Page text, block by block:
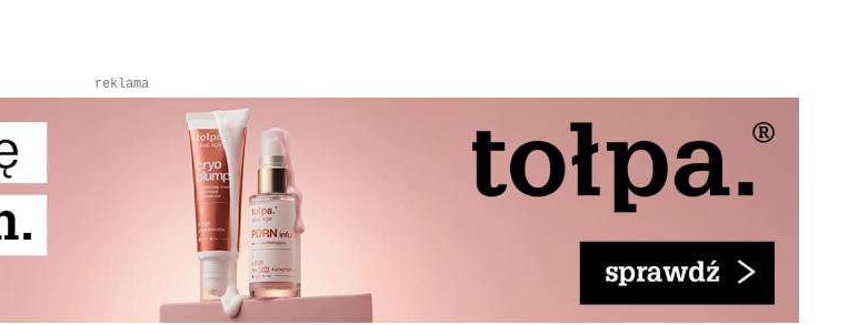
reklama